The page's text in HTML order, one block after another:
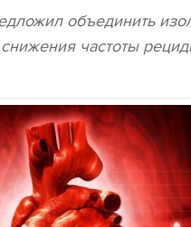
объединить
частоты